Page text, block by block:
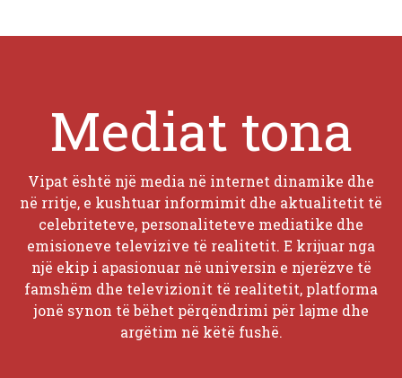
Mediat tona
Vipat është një media në internet dinamike dhe
në rritje, e kushtuar informimit dhe aktualitetit të
celebriteteve, personaliteteve mediatike dhe
emisioneve televizive të realitetit. E krijuar nga
një ekip i apasionuar në universin e njerëzve të
famshëm dhe televizionit të realitetit, platforma
jonë synon të bëhet përqëndrimi për lajme dhe
argëtim në këtë fushë.